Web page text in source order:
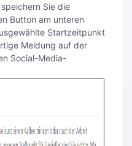
Sie die
Button am unteren
Startzeitpunkt
Meldung auf der
Social-Media-